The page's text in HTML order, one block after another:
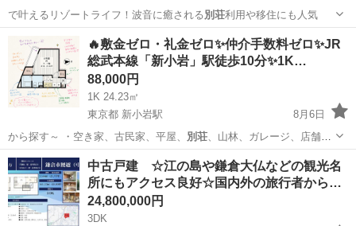
で叶えるリゾートライフ！波音に癒される別荘利用や移住にも人気
館山駅 中古（マンション/一戸建て）
🔥敷金ゼロ・礼金ゼロ✨仲介手数料ゼロ✨JR
総武本線「新小岩」駅徒歩10分✨1K…
88,000円
1K 24.23㎡
東京都 新小岩駅
8月6日
から探す～ ・空き家、古民家、平屋、 別荘、山林、ガレージ、店舗、
田舎暮らし、居…
東京 葛飾区 新小岩駅 アパート 物件
中古戸建 ☆江の島や鎌倉大仏などの観光名
所にもアクセス良好☆国内外の旅行者から…
24,800,000円
3DK